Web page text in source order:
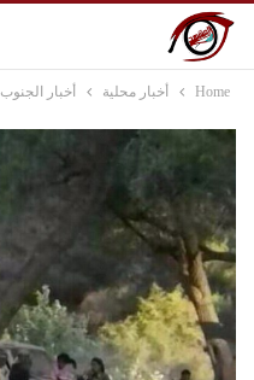
Home أخبار محلية أخبار الجنوب